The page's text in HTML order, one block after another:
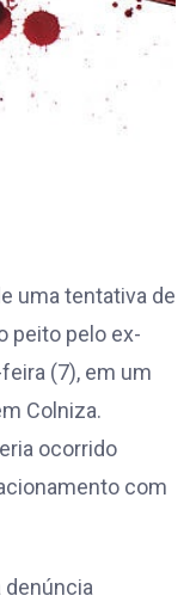
uma tentativa de
peito pelo ex-
(7), em um
Colniza.
ocorrido
com
denúncia